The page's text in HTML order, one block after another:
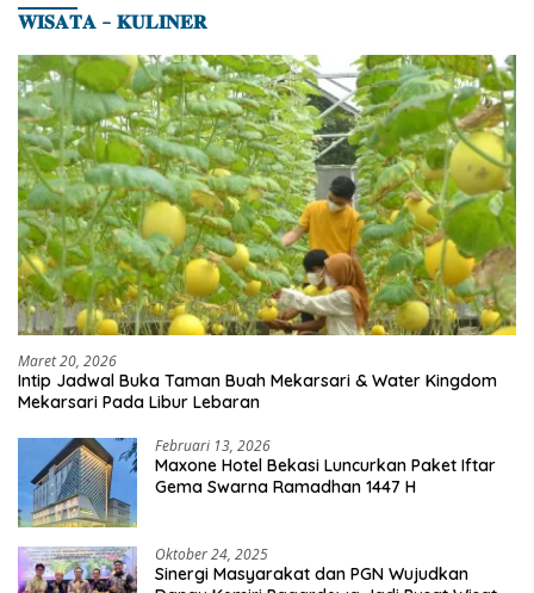
𝐖𝐈𝐒𝐀𝐓𝐀 – 𝐊𝐔𝐋𝐈𝐍𝐄𝐑
Maret 20, 2026
Intip Jadwal Buka Taman Buah Mekarsari & Water Kingdom
Mekarsari Pada Libur Lebaran
Februari 13, 2026
Maxone Hotel Bekasi Luncurkan Paket Iftar
Gema Swarna Ramadhan 1447 H
Oktober 24, 2025
Sinergi Masyarakat dan PGN Wujudkan